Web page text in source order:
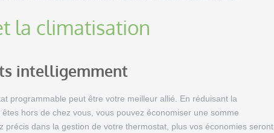
la climatisation
intelligemment
programmable peut être votre meilleur allié. En réduisant la
hors de chez vous, vous pouvez économiser une somme
dans la gestion de votre thermostat, plus vos économies seront